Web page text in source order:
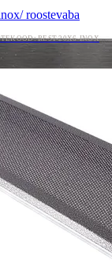
roostevaba
REST-20X6-INOX